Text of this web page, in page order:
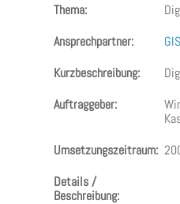
Thema:
Ansprechpartner:
Kurzbeschreibung:
Auftraggeber:
Umsetzungszeitraum:
Details /
Beschreibung: